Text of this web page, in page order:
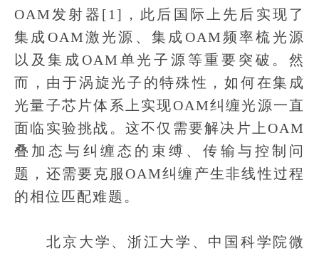
OAM发射器[1]，此后国际上先后实现了
集成OAM激光源、集成OAM频率梳光源
以及集成OAM单光子源等重要突破。然
而，由于涡旋光子的特殊性，如何在集成
光量子芯片体系上实现OAM纠缠光源一直
面临实验挑战。这不仅需要解决片上OAM
叠加态与纠缠态的束缚、传输与控制问
题，还需要克服OAM纠缠产生非线性过程
的相位匹配难题。
北京大学、浙江大学、中国科学院微